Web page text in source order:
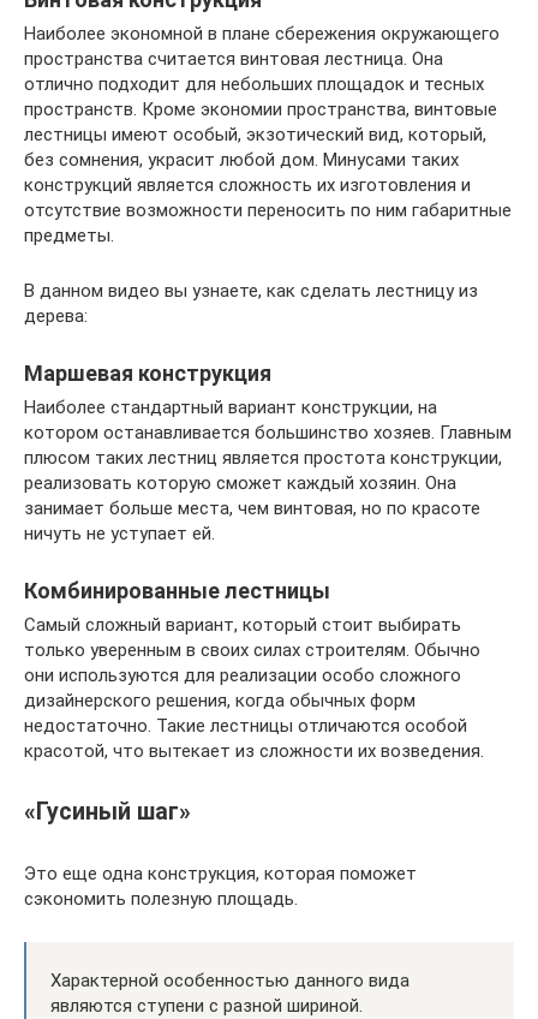
Наиболее экономной в плане сбережения окружающего
пространства считается винтовая лестница. Она
отлично подходит для небольших площадок и тесных
пространств. Кроме экономии пространства, винтовые
лестницы имеют особый, экзотический вид, который,
без сомнения, украсит любой дом. Минусами таких
конструкций является сложность их изготовления и
отсутствие возможности переносить по ним габаритные
предметы.
В данном видео вы узнаете, как сделать лестницу из
дерева:
Маршевая конструкция
Наиболее стандартный вариант конструкции, на
котором останавливается большинство хозяев. Главным
плюсом таких лестниц является простота конструкции,
реализовать которую сможет каждый хозяин. Она
занимает больше места, чем винтовая, но по красоте
ничуть не уступает ей.
Комбинированные лестницы
Самый сложный вариант, который стоит выбирать
только уверенным в своих силах строителям. Обычно
они используются для реализации особо сложного
дизайнерского решения, когда обычных форм
недостаточно. Такие лестницы отличаются особой
красотой, что вытекает из сложности их возведения.
«Гусиный шаг»
Это еще одна конструкция, которая поможет
сэкономить полезную площадь.
Характерной особенностью данного вида
являются ступени с разной шириной.